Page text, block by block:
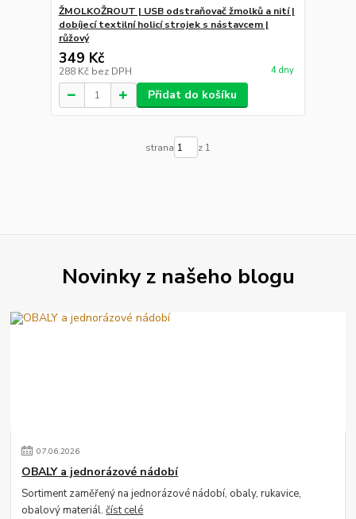
ŽMOLKOŽROUT | USB odstraňovač žmolků a nití |
dobíjecí textilní holicí strojek s nástavcem |
růžový
349 Kč
288 Kč bez DPH 4 dny
Přidat do košíku
strana z 1
Novinky z našeho blogu
07.06.2026
OBALY a jednorázové nádobí
Sortiment zaměřený na jednorázové nádobí, obaly, rukavice,
obalový materiál.číst celé